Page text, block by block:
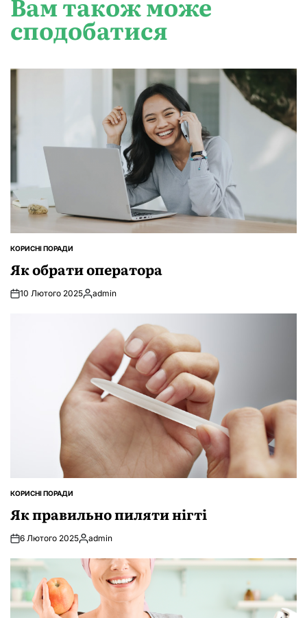
сподобатися
ОПУБЛІКУВАТИ
КОРИСНІ ПОРАДИ
Як обрати оператора
10 Лютого 2025Опубліковано
admin
ОПУБЛІКУВАТИ
КОРИСНІ ПОРАДИ
Як правильно пиляти нігті
6 Лютого 2025Опубліковано
admin